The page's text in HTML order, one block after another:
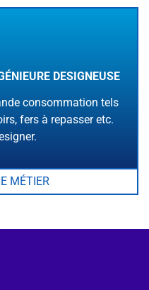
DESIGNEUSE
consommation tels
fers à repasser etc.
MÉTIER